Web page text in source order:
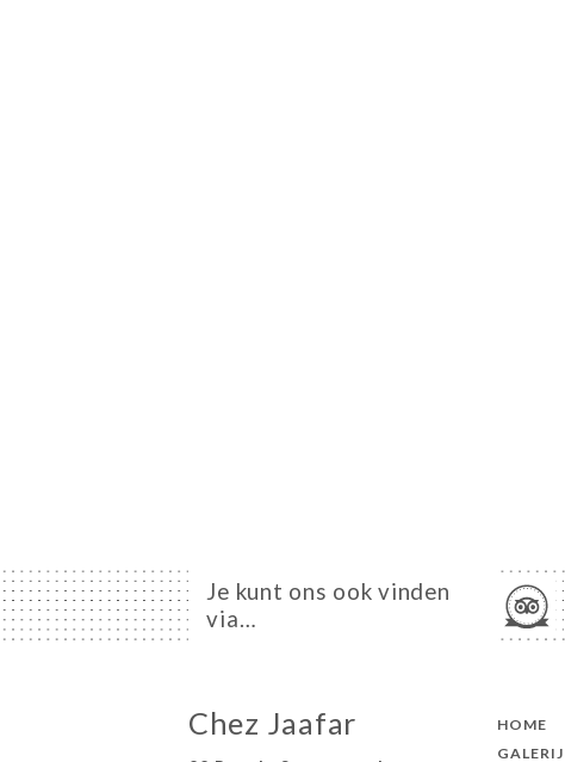
Je kunt ons ook vinden
via…
Chez Jaafar
HOME
GALERIJ